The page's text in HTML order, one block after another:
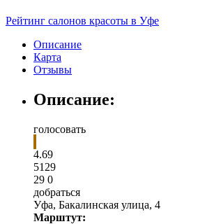
Рейтинг салонов красоты в Уфе
Описание
Карта
Отзывы
Описание:
голосовать
4.69
51 29
29 0
добраться
Уфа, Бакалинская улица, 4
Марштут: